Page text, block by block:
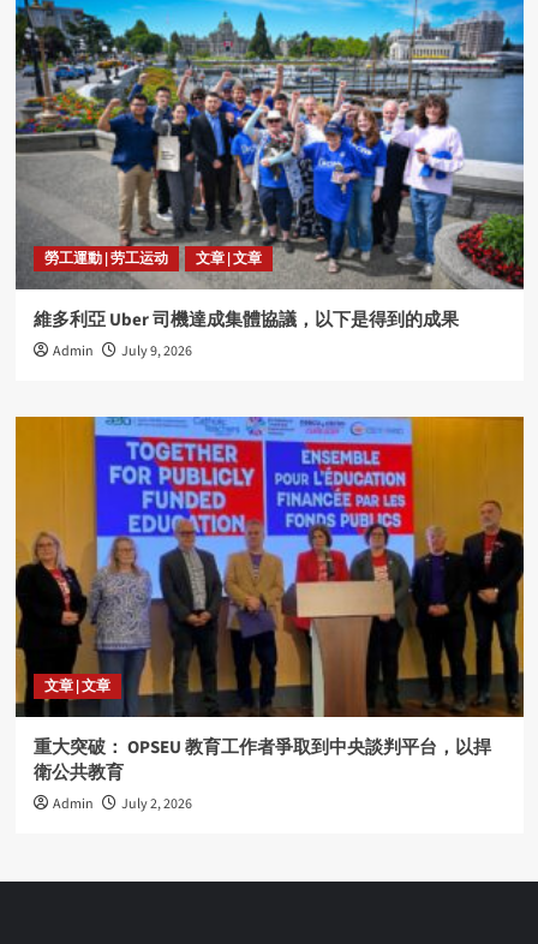
勞工運動 | 劳工运动 文章 | 文章
維多利亞 Uber 司機達成集體協議，以下是得到的成果
Admin July 9, 2026
文章 | 文章
重大突破： OPSEU 教育工作者爭取到中央談判平台，以捍
衛公共教育
Admin July 2, 2026